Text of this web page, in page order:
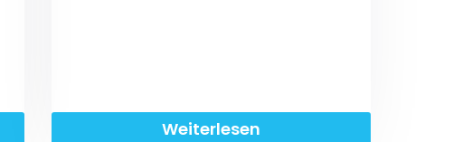
Weiterlesen